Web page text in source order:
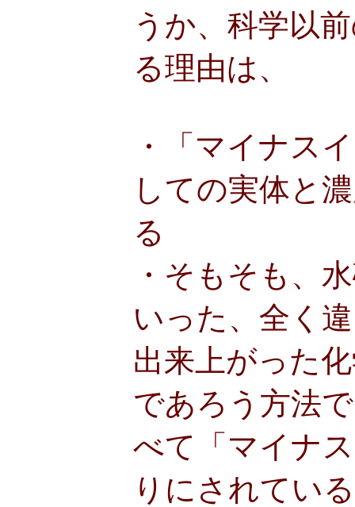
うか、科学以
る理由は、
・「マイナス
しての実体と
る
・そもそも、
いった、全く
出来上がった
であろう方法
べて「マイナ
りにされてい